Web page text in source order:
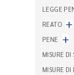
LEGGE
REATO +
PENE +
MISURE DI
MISURE